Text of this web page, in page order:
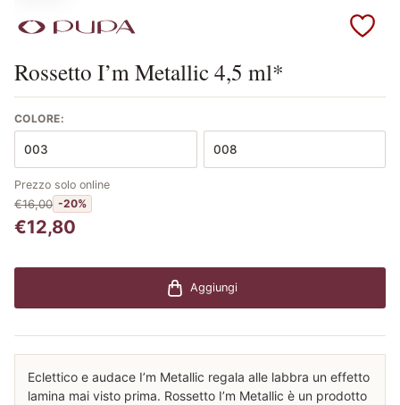
Scopri i prodotti Pupa
Rossetto I’m Metallic 4,5 ml*
Prezzo solo online
€16,00 -20%
€12,80
COLORE:
003 008
Aggiungi
Eclettico e audace I’m Metallic regala alle labbra un effetto
lamina mai visto prima. Rossetto I’m Metallic è un prodotto